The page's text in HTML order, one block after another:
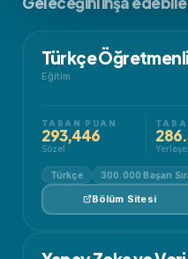
Türkçe
Eğitim
TABAN PUAN
293,446
Sözel
Türkçe 300.000 Başarı
Bölüm Sitesi